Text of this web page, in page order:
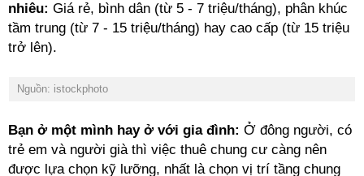
nhiêu: Giá rẻ, bình dân (từ 5 - 7 triệu/tháng), phân khúc
tầm trung (từ 7 - 15 triệu/tháng) hay cao cấp (từ 15 triệu
trở lên).
Nguồn: istockphoto
Bạn ở một mình hay ở với gia đình: Ở đông người, có
trẻ em và người già thì việc thuê chung cư càng nên
được lựa chọn kỹ lưỡng, nhất là chọn vị trí tầng chung